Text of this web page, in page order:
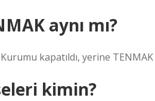
aynı mı?
kapatıldı, yerine
kimin?